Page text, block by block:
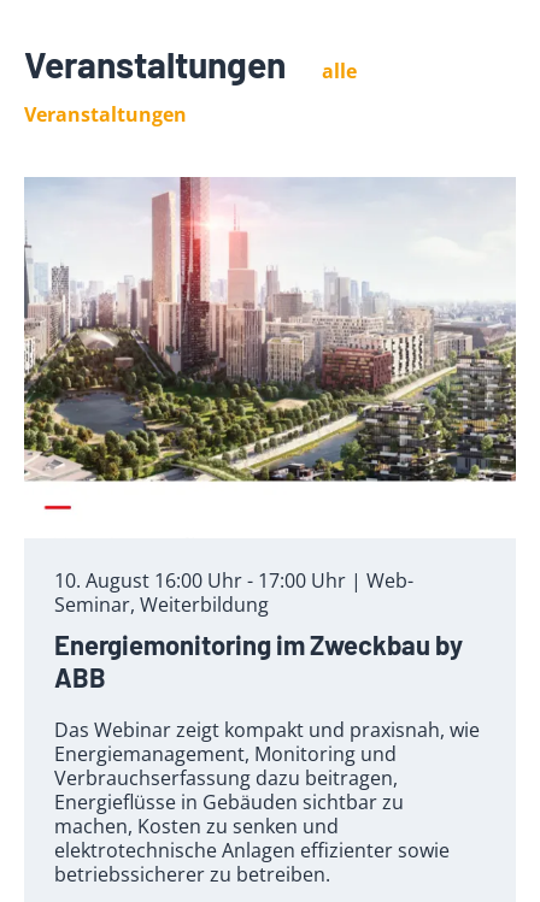
Veranstaltungen
alle
Veranstaltungen
10. August 16:00 Uhr - 17:00 Uhr | Web-
Seminar, Weiterbildung
Energiemonitoring im Zweckbau by
ABB
Das Webinar zeigt kompakt und praxisnah, wie
Energiemanagement, Monitoring und
Verbrauchserfassung dazu beitragen,
Energieflüsse in Gebäuden sichtbar zu
machen, Kosten zu senken und
elektrotechnische Anlagen effizienter sowie
betriebssicherer zu betreiben.